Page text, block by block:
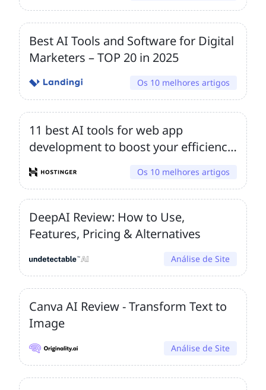
Best AI Tools and Software for Digital
Marketers – TOP 20 in 2025
Os 10 melhores artigos
11 best AI tools for web app
development to boost your efficiency
and innovation
Os 10 melhores artigos
DeepAI Review: How to Use,
Features, Pricing & Alternatives
Análise de Site
Canva AI Review - Transform Text to
Image
Análise de Site